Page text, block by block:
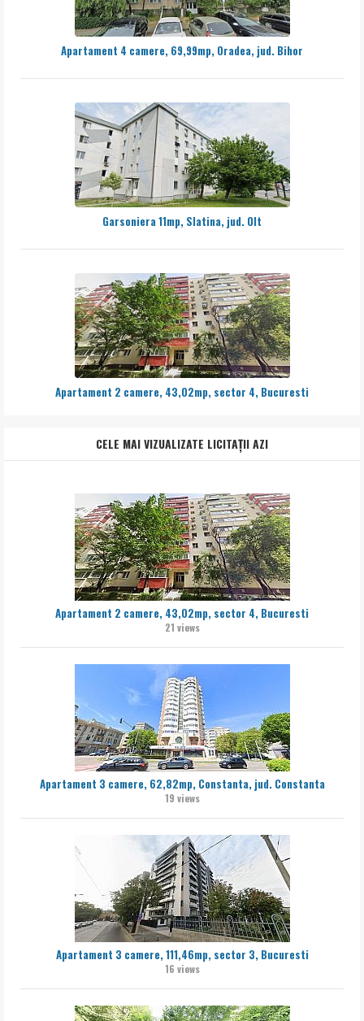
Apartament 4 camere, 69,99mp, Oradea, jud. Bihor
Garsoniera 11mp, Slatina, jud. Olt
Apartament 2 camere, 43,02mp, sector 4, Bucuresti
CELE MAI VIZUALIZATE LICITAȚII AZI
Apartament 2 camere, 43,02mp, sector 4, Bucuresti
21 views
Apartament 3 camere, 62,82mp, Constanta, jud. Constanta
19 views
Apartament 3 camere, 111,46mp, sector 3, Bucuresti
16 views